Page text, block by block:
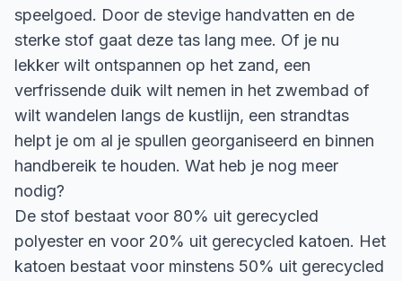
speelgoed. Door de stevige handvatten en de
sterke stof gaat deze tas lang mee. Of je nu
lekker wilt ontspannen op het zand, een
verfrissende duik wilt nemen in het zwembad of
wilt wandelen langs de kustlijn, een strandtas
helpt je om al je spullen georganiseerd en binnen
handbereik te houden. Wat heb je nog meer
nodig?
De stof bestaat voor 80% uit gerecycled
polyester en voor 20% uit gerecycled katoen. Het
katoen bestaat voor minstens 50% uit gerecycled